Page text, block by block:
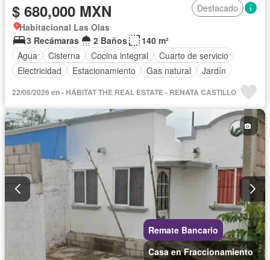
$ 680,000 MXN
Destacado
Habitacional Las Olas
3 Recámaras
2 Baños
140 m²
Agua
Cisterna Cocina integral
Cuarto de servicio
Electricidad
Estacionamiento Gas natural Jardín
22/06/2026 en - HÁBITAT THE REAL ESTATE - RENATA CASTILLO
Remate Bancario
Casa en Fraccionamiento